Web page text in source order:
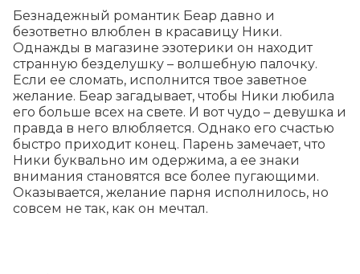
Безнадежный романтик Беар давно и
безответно влюблен в красавицу Ники.
Однажды в магазине эзотерики он находит
странную безделушку – волшебную палочку.
Если ее сломать, исполнится твое заветное
желание. Беар загадывает, чтобы Ники любила
его больше всех на свете. И вот чудо – девушка и
правда в него влюбляется. Однако его счастью
быстро приходит конец. Парень замечает, что
Ники буквально им одержима, а ее знаки
внимания становятся все более пугающими.
Оказывается, желание парня исполнилось, но
совсем не так, как он мечтал.